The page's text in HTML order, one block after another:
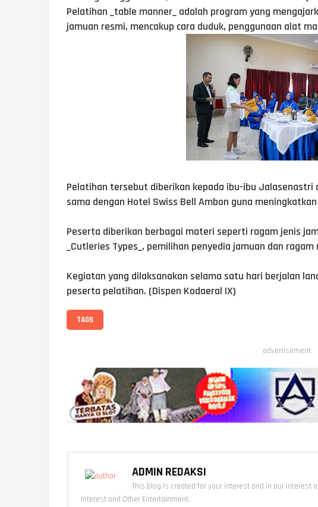
Pelatihan _table manner_ adalah program yang
jamuan resmi, mencakup cara duduk, penggunaan alat
Pelatihan tersebut diberikan kepada ibu-ibu Jalasenastri
sama dengan Hotel Swiss Bell Ambon guna
Peserta diberikan berbagai materi seperti ragam jenis
_Cutleries Types_, pemilihan penyedia jamuan dan
Kegiatan yang dilaksanakan selama satu hari berjalan
peserta pelatihan. (Dispen Kodaeral IX)
TAGS
advertisement
ADMIN REDAKSI
This blog is created for your interest and in our interest
Interest and Other Entertainment.